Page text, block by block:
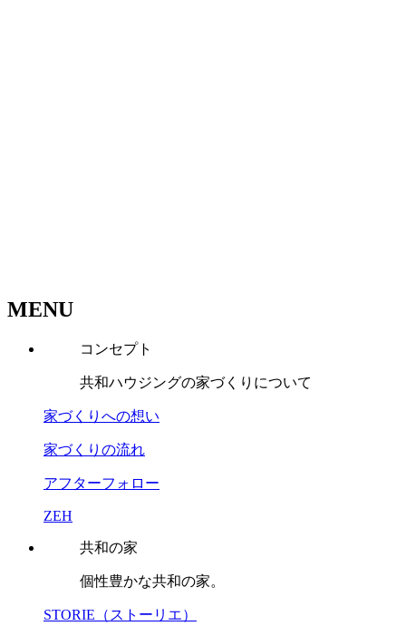
MENU
コンセプト
共和ハウジングの家づくりについて
家づくりへの想い
家づくりの流れ
アフターフォロー
ZEH
共和の家
個性豊かな共和の家。
STORIE（ストーリエ）